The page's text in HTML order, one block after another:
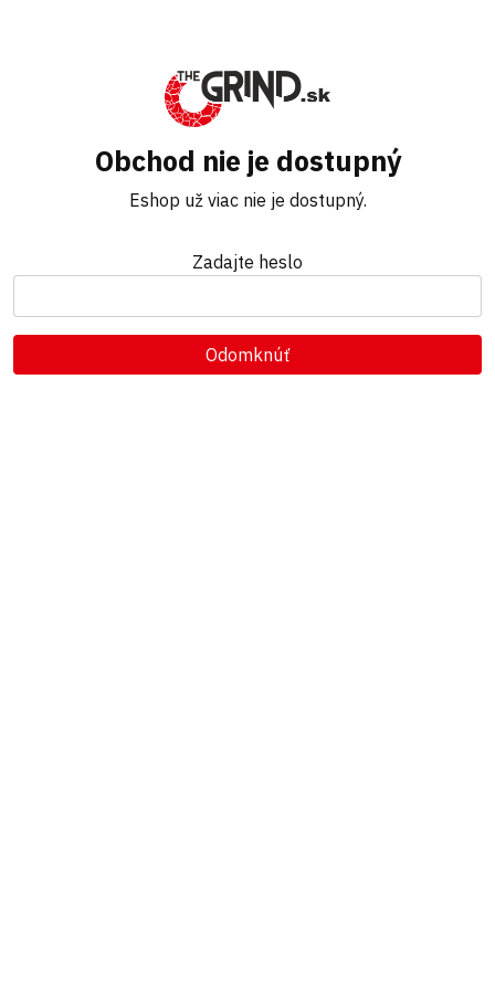
Obchod nie je dostupný
Eshop už viac nie je dostupný.
Zadajte heslo